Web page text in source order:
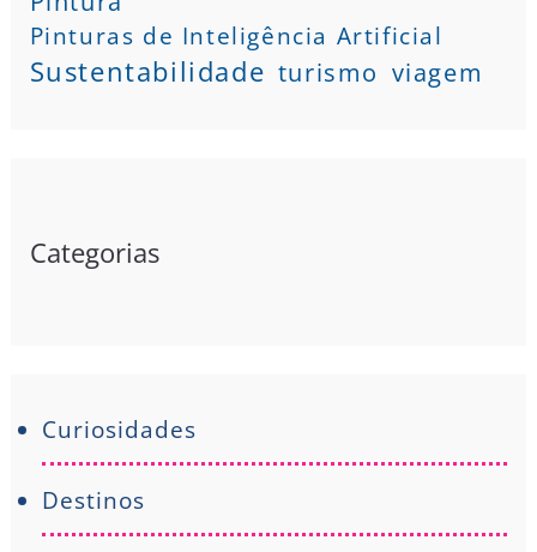
Pinturas de Inteligência Artificial
Sustentabilidade turismo viagem
Categorias
Curiosidades
Destinos